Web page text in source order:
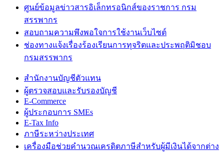
ศูนย์ข้อมูลข่าวสารอิเล็กทรอนิกส์ของราชการ กรม
สรรพากร
สอบถามความพึงพอใจการใช้งานเว็บไซต์
ช่องทางแจ้งเรื่องร้องเรียนการทุจริตและประพฤติมิชอบ
กรมสรรพากร
สำนักงานบัญชีตัวแทน
ผู้ตรวจสอบและรับรองบัญชี
E-Commerce
ผู้ประกอบการ SMEs
E-Tax Info
ภาษีระหว่างประเทศ
เครื่องมือช่วยคำนวณเครดิตภาษีสำหรับผู้มีเงินได้จากต่าง